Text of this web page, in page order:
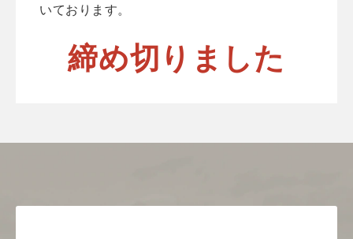
いております。
締め切りました